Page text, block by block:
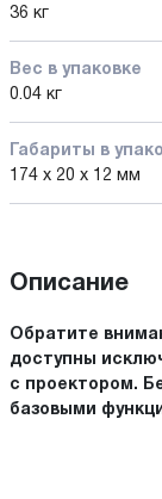
36 кг
Вес в упаковке
0.04 кг
Габариты в
174 x 20 x 12 мм
Описание
Обратите
доступны
с проектором.
базовыми